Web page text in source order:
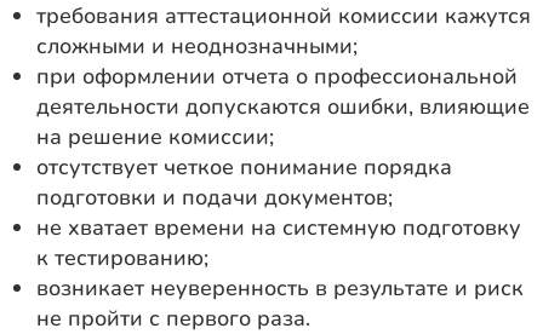
требования аттестационной комиссии кажутся
сложными и неоднозначными;
при оформлении отчета о профессиональной
деятельности допускаются ошибки, влияющие
на решение комиссии;
отсутствует четкое понимание порядка
подготовки и подачи документов;
не хватает времени на системную подготовку
к тестированию;
возникает неуверенность в результате и риск
не пройти с первого раза.